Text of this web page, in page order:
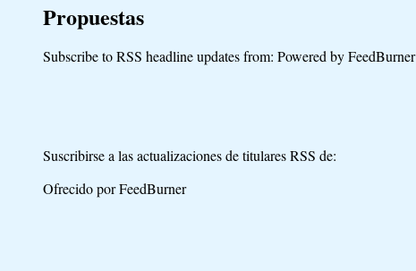
Propuestas
Subscribe to RSS headline updates from: Powered by FeedBurner
Suscribirse a las actualizaciones de titulares RSS de:
Ofrecido por FeedBurner